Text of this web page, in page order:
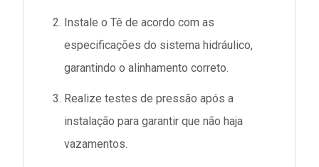
Instale o Tê de acordo com as
especificações do sistema hidráulico,
garantindo o alinhamento correto.
Realize testes de pressão após a
instalação para garantir que não haja
vazamentos.